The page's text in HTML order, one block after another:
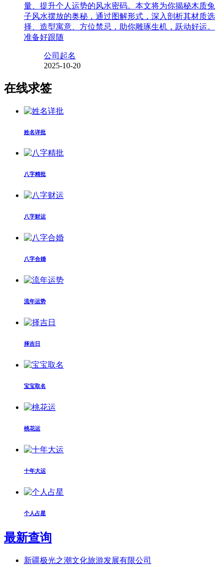
量、提升个人运势的风水密码。本文将为你揭秘木质兔
子风水摆放的奥秘，通过图解形式，深入剖析其材质选
择、造型寓意、方位禁忌，助你雕琢生机，跃动好运。
准备好跟随
公司起名
2025-10-20
在线求签
姓名详批
八字精批
八字财运
八字合婚
流年运势
择吉日
宝宝取名
桃花运
十年大运
个人占星
最新查询
新疆极光之潮文化旅游发展有限公司